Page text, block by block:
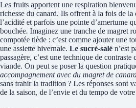
Les fruits apportent une respiration
richesse du canard. Ils offrent à la fois de la
l’acidité et parfois une pointe d’amertume
bouchée. Imaginez une tranche de magret
compotée tiède : c’est comme ajouter une
une assiette hivernale. Le sucré-salé n’est
passagère, c’est une technique de contraste
viande. On peut se poser la question
accompagnement avec du magret de
sans trahir la tradition ? Les réponses sont
de la saison, de l’envie et du tempo de votre